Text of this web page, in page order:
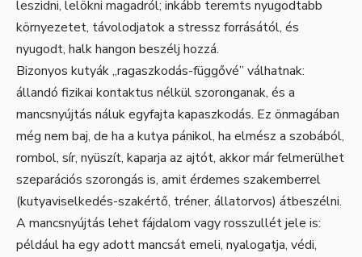
leszidni, lelökni magadról; inkább teremts nyugodtabb
környezetet, távolodjatok a stressz forrásától, és
nyugodt, halk hangon beszélj hozzá.
Bizonyos kutyák „ragaszkodás-függővé” válhatnak:
állandó fizikai kontaktus nélkül szoronganak, és a
mancsnyújtás náluk egyfajta kapaszkodás. Ez önmagában
még nem baj, de ha a kutya pánikol, ha elmész a szobából,
rombol, sír, nyüszít, kaparja az ajtót, akkor már felmerülhet
szeparációs szorongás is, amit érdemes szakemberrel
(kutyaviselkedés-szakértő, tréner, állatorvos) átbeszélni.
A mancsnyújtás lehet fájdalom vagy rosszullét jele is:
például ha egy adott mancsát emeli, nyalogatja, védi,